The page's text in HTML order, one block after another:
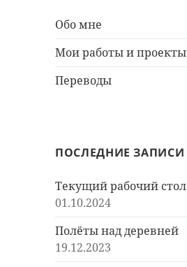
Обо мне
Мои работы и проекты
Переводы
ПОСЛЕДНИЕ ЗАПИСИ
Текущий рабочий стол
01.10.2024
Полёты над деревней
19.12.2023